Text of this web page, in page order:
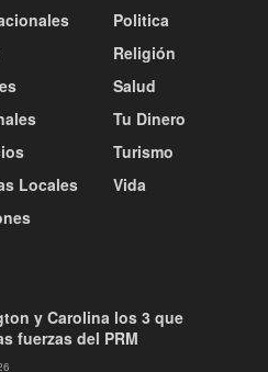
Locales
Politica
Religión
Salud
Tu Dinero
Turismo
Vida
y Carolina los 3 que
fuerzas del PRM